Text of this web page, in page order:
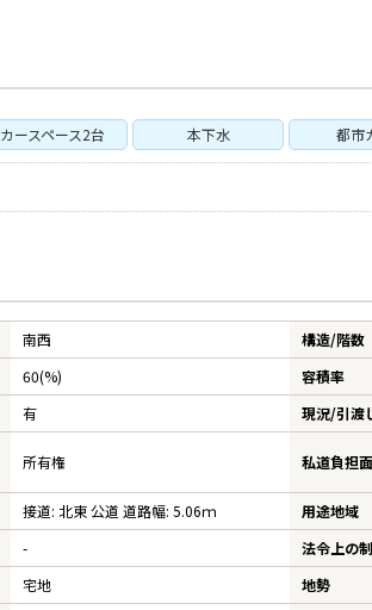
カースペース2台 本下水 都市
南西 構造/階数
60(%) 容積率
有 現況/引渡
所有権 私道負担
接道: 北東 公道 道路幅: 5.06ｍ 用途地域
- 法令上の
宅地
地勢